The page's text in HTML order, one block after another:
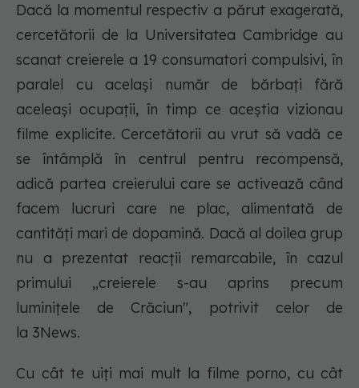
Dacă la momentul respectiv a părut exagerată,
cercetătorii de la Universitatea Cambridge au
scanat creierele a 19 consumatori compulsivi, în
paralel cu același număr de bărbați fără
aceleași ocupații, în timp ce aceștia vizionau
filme explicite. Cercetătorii au vrut să vadă ce
se întâmplă în centrul pentru recompensă,
adică partea creierului care se activează când
facem lucruri care ne plac, alimentată de
cantități mari de dopamină. Dacă al doilea grup
nu a prezentat reacții remarcabile, în cazul
primului „creierele s-au aprins precum
luminițele de Crăciun", potrivit celor de
la 3News.
Cu cât te uiți mai mult la filme porno, cu cât